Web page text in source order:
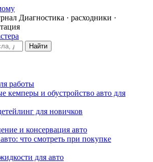
Диагностика · расходники ·
Найти
работы
кемперы и обустройство авто для
для новичков
и консервация авто
что смотреть при покупке
для авто